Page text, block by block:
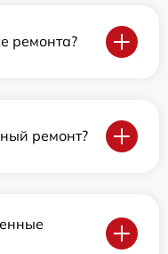
ремонта?
ремонт?